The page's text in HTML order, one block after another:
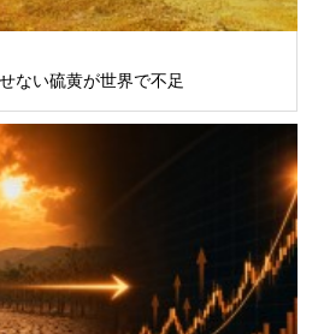
ない硫黄が世界で不足